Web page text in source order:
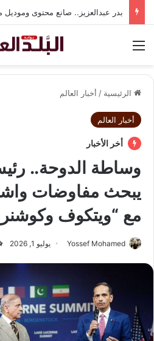
الرئيسية / أخبار العالم
أخبار العالم
أخر الأخبار
وساطة الدوحة..
يبحث مفاوضات
مع “ويتكوف
Yossef Mohamed يوليو 1, 2026